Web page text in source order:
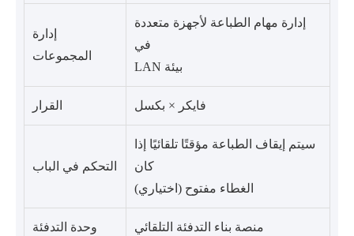
إدارة
المجموعات
إدارة مهام الطباعة لأجهزة متعددة
في
LAN بيئة
القرار فايكر × بكسل
التحكم في الباب
سيتم إيقاف الطباعة مؤقتًا تلقائيًا إذا
كان
الغطاء مفتوح (اختياري)
وحدة التدفئة منصة بناء التدفئة التلقائي